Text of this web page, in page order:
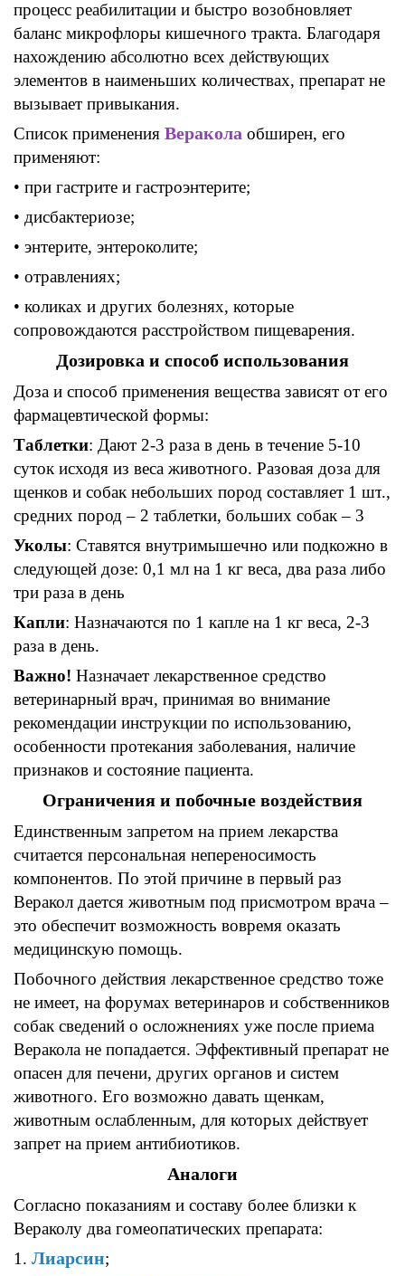
процесс реабилитации и быстро возобновляет
баланс микрофлоры кишечного тракта. Благодаря
нахождению абсолютно всех действующих
элементов в наименьших количествах, препарат не
вызывает привыкания.
Список применения Веракола обширен, его
применяют:
• при гастрите и гастроэнтерите;
• дисбактериозе;
• энтерите, энтероколите;
• отравлениях;
• коликах и других болезнях, которые
сопровождаются расстройством пищеварения.
Дозировка и способ использования
Доза и способ применения вещества зависят от его
фармацевтической формы:
Таблетки: Дают 2-3 раза в день в течение 5-10
суток исходя из веса животного. Разовая доза для
щенков и собак небольших пород составляет 1 шт.,
средних пород – 2 таблетки, больших собак– 3
Уколы: Ставятся внутримышечно или подкожно в
следующей дозе: 0,1 мл на 1 кг веса, два раза либо
три раза в день
Капли: Назначаются по 1 капле на 1 кг веса, 2-3
раза в день.
Важно! Назначает лекарственное средство
ветеринарный врач, принимая во внимание
рекомендации инструкции по использованию,
особенности протекания заболевания, наличие
признаков и состояние пациента.
Ограничения и побочные воздействия
Единственным запретом на прием лекарства
считается персональная непереносимость
компонентов. По этой причине в первый раз
Веракол дается животным под присмотром врача–
это обеспечит возможность вовремя оказать
медицинскую помощь.
Побочного действия лекарственное средство тоже
не имеет, на форумах ветеринаров и собственников
собак сведений о осложнениях уже после приема
Веракола не попадается. Эффективный препарат не
опасен для печени, других органов и систем
животного. Его возможно давать щенкам,
животным ослабленным, для которых действует
запрет на прием антибиотиков.
Аналоги
Согласно показаниям и составу более близки к
Вераколу два гомеопатических препарата:
1. Лиарсин;